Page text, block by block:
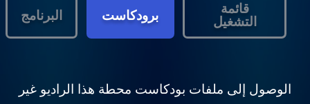
قائمة
التشغيل
برودكاست البرنامج
الوصول إلى ملفات بودكاست محطة هذا الراديو غير